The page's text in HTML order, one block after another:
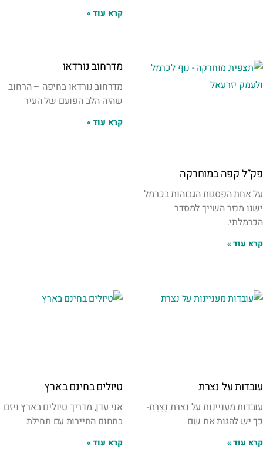
קרא עוד »
פק”ל קפה במוחרקה
על אחת הפסגות הגבוהות בכרמל
ישנו מנזר השייך למסדר
הכרמלתי.
קרא עוד »
מדרחוב נורדאו
מדרחוב נורדאו בחיפה – הרחוב
שהיה הלב הפועם של העיר
קרא עוד »
עובדות על נצרת
עובדות מעניינות על נצרת נָצֶרֶת-
כך יש להגות את שם
קרא עוד »
טיולים בחינם בארץ
אני עדן, מדריך טיולים בארץ ויזם
בתחום התיירות ⁦⁩עם תחילת
קרא עוד »